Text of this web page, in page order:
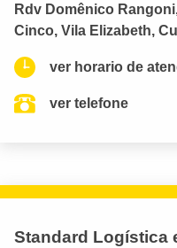
Rdv Domênico
Cinco, Vila Elizabeth,
ver horario de
ver telefone
Standard Logística